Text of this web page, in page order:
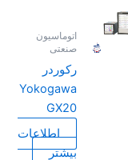
اتوماسیون
صنعتی
رکوردر
Yokogawa
GX20
اطلاعات
بیشتر